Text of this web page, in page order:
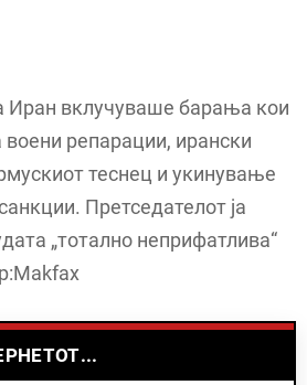
Иран вклучуваше барања кои
репарации, ирански
теснец и укинување
Претседателот ја
„тотално неприфатлива“